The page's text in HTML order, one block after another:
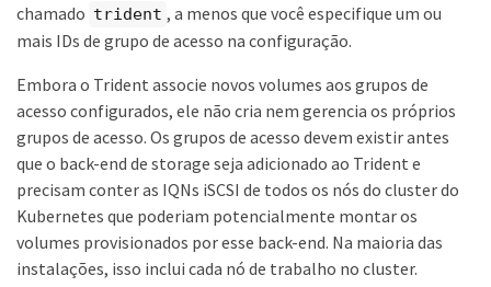
chamado trident , a menos que você especifique um ou
mais IDs de grupo de acesso na configuração.
Embora o Trident associe novos volumes aos grupos de
acesso configurados, ele não cria nem gerencia os próprios
grupos de acesso. Os grupos de acesso devem existir antes
que o back-end de storage seja adicionado ao Trident e
precisam conter as IQNs iSCSI de todos os nós do cluster do
Kubernetes que poderiam potencialmente montar os
volumes provisionados por esse back-end. Na maioria das
instalações, isso inclui cada nó de trabalho no cluster.